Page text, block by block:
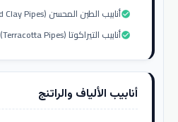
أنابيب الطين المحسن (Vitrified Clay Pipes)check_circle
أنابيب التيراكوتا (Terracotta Pipes)check_circle
أنابيب الألياف والراتنج